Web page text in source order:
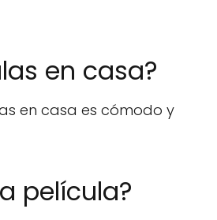
en casa?
en casa es cómodo y
película?